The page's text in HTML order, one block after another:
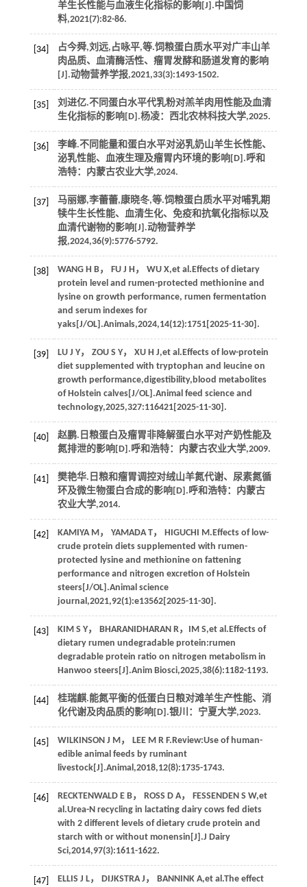
羊生长性能与血液生化指标的影响[J].中国饲
料,2021(7):82-86.
[34] 占今舜,刘远,占咏平,等.饲粮蛋白质水平对广丰山羊
肉品质、血清酶活性、瘤胃发酵和肠道发育的影响
[J].动物营养学报,2021,33(3):1493-1502.
[35]
刘进亿.不同蛋白水平代乳粉对羔羊肉用性能及血清
生化指标的影响[D].杨凌：西北农林科技大学,2025.
[36]
李峰.不同能量和蛋白水平对泌乳奶山羊生长性能、
泌乳性能、血液生理及瘤胃内环境的影响[D].呼和
浩特：内蒙古农业大学,2024.
[37] 马丽娜,李蕾蕾,康晓冬,等.饲粮蛋白质水平对哺乳期
犊牛生长性能、血清生化、免疫和抗氧化指标以及
血清代谢物的影响[J].动物营养学
报,2024,36(9):5776-5792.
[38] WANG H B， FU J H ， WU X,et al.Effects of dietary
protein level and rumen-protected methionine and
lysine on growth performance, rumen fermentation
and serum indexes for
yaks[J/OL].Animals,2024,14(12):1751[2025-11-30].
[39] LU J Y， ZOU S Y， XU H J,et al.Effects of low-protein
diet supplemented with tryptophan and leucine on
growth performance,digestibility,blood metabolites
of Holstein calves[J/OL].Animal feed science and
technology,2025,327:116421[2025-11-30].
[40]
赵鹏.日粮蛋白及瘤胃非降解蛋白水平对产奶性能及
氮排泄的影响[D].呼和浩特：内蒙古农业大学,2009.
[41]
樊艳华.日粮和瘤胃调控对绒山羊氮代谢、尿素氮循
环及微生物蛋白合成的影响[D].呼和浩特：内蒙古
农业大学,2014.
[42] KAMIYA M， YAMADA T， HIGUCHI M.Effects of low-
crude protein diets supplemented with rumen-
protected lysine and methionine on fattening
performance and nitrogen excretion of Holstein
steers[J/OL].Animal science
journal,2021,92(1):e13562[2025-11-30].
[43] KIM S Y， BHARANIDHARAN R，IM S,et al.Effects of
dietary rumen undegradable protein:rumen
degradable protein ratio on nitrogen metabolism in
Hanwoo steers[J].Anim Biosci,2025,38(6):1182-1193.
[44]
桂瑞麒.能氮平衡的低蛋白日粮对滩羊生产性能、消
化代谢及肉品质的影响[D].银川：宁夏大学,2023.
[45] WILKINSON J M， LEE M R F.Review:Use of human-
edible animal feeds by ruminant
livestock[J].Animal,2018,12(8):1735-1743.
[46] RECKTENWALD E B， ROSS D A， FESSENDEN S W,et
al.Urea-N recycling in lactating dairy cows fed diets
with 2 different levels of dietary crude protein and
starch with or without monensin[J].J Dairy
Sci,2014,97(3):1611-1622.
[47] ELLIS J L， DIJKSTRA J ， BANNINK A,et al.The effect